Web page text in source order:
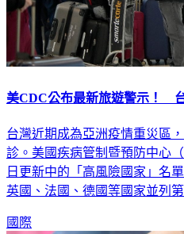
美CDC公布最新旅遊警示！
台灣近期成為亞洲疫情重災區
診。美國疾病管制暨預防中心
日更新中的「高風險國家」名
英國、法國、德國等國家並列第
國際